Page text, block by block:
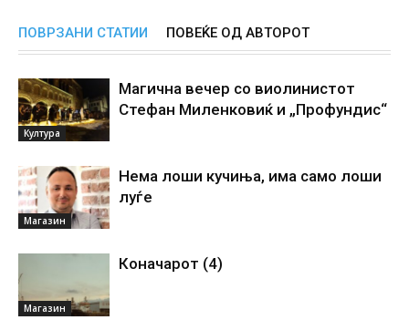
ПОВРЗАНИ СТАТИИ ПОВЕЌЕ ОД АВТОРОТ
Култура
Магична вечер со виолинистот
Стефан Миленковиќ и „Профундис“
Магазин
Нема лоши кучиња, има само лоши
луѓе
Магазин
Коначарот (4)